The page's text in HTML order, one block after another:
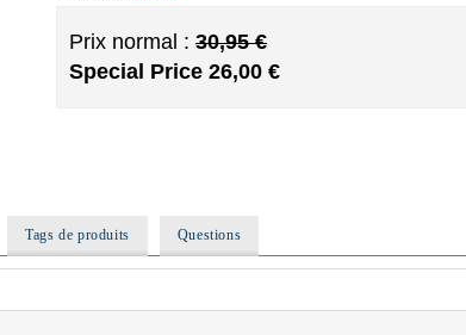
Prix normal : 30,95 €
Special Price 26,00 €
Tags de produits Questions